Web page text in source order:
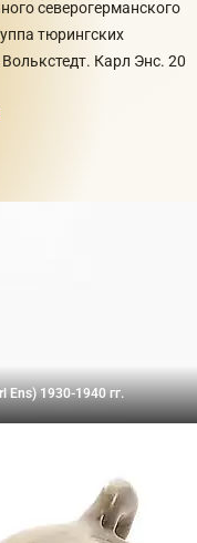
северогерманского
тюрингских
Карл Энс. 20
Ens) 1930-1940 гг.